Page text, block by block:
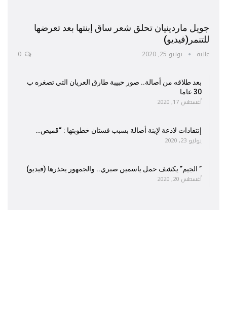
جويل ماردينيان تحلق شعر ساق إبنتها بعد تعرضها
للتنمر(فيديو)
عالية يونيو 25, 2020
بعد طلاقه من أصالة.. صور حبيبة طارق العريان التي تصغره ب
30 عاما
أغسطس 17, 2020
إنتقادات لاذعة لإبنة أصالة بسبب فستان خطوبتها : “قميص…
يوليو 23, 2020
” الجيم” يكشف حمل ياسمين صبري.. والجمهور يحذرها (فيديو)
أغسطس 20, 2020